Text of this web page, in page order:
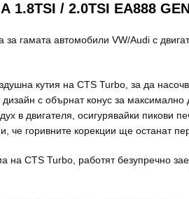
/ 2.0TSI EA888
гамата автомобили VW/Audi с
кутия на CTS Turbo, за да
с обърнат конус за
в двигателя, осигурявайки
че горивните корекции ще останат
на CTS Turbo, работят безупречно